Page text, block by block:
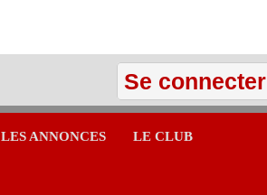
Se connecter
LES ANNONCES LE CLUB